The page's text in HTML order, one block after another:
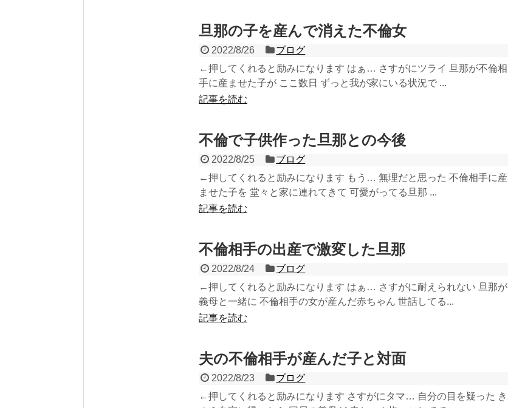
旦那の子を産んで消えた不倫女
2022/8/26
ブログ
←押してくれると励みになります はぁ… さすがにツライ 旦那が不倫相
手に産ませた子が ここ数日 ずっと我が家にいる状況で ...
記事を読む
不倫で子供作った旦那との今後
2022/8/25
ブログ
←押してくれると励みになります もう… 無理だと思った 不倫相手に産
ませた子を 堂々と家に連れてきて 可愛がってる旦那 ...
記事を読む
不倫相手の出産で激変した旦那
2022/8/24
ブログ
←押してくれると励みになります はぁ… さすがに耐えられない 旦那が
義母と一緒に 不倫相手の女が産んだ赤ちゃん 世話してる...
記事を読む
夫の不倫相手が産んだ子と対面
2022/8/23
ブログ
←押してくれると励みになります さすがにタマ… 自分の目を疑った き